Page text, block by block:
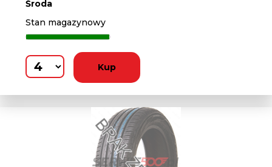
Środa
Stan magazynowy
Kup